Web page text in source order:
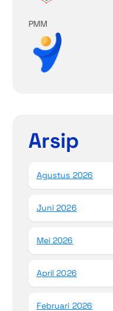
PMM
Arsip
Agustus 2026
Juni 2026
Mei 2026
April 2026
Februari 2026